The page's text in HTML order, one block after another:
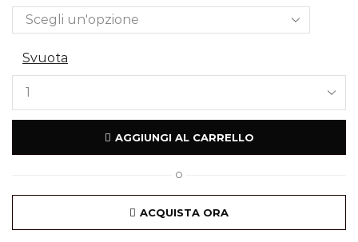
Svuota
AGGIUNGI AL CARRELLO
O
ACQUISTA ORA